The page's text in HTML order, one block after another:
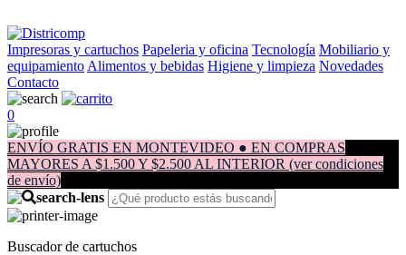
Impresoras y cartuchos Papeleria y oficina Tecnología Mobiliario y
equipamiento Alimentos y bebidas Higiene y limpieza Novedades
Contacto
0
ENVÍO GRATIS EN MONTEVIDEO ● EN COMPRAS
MAYORES A $1.500 Y $2.500 AL INTERIOR (ver condiciones
de envío)
Buscador de cartuchos